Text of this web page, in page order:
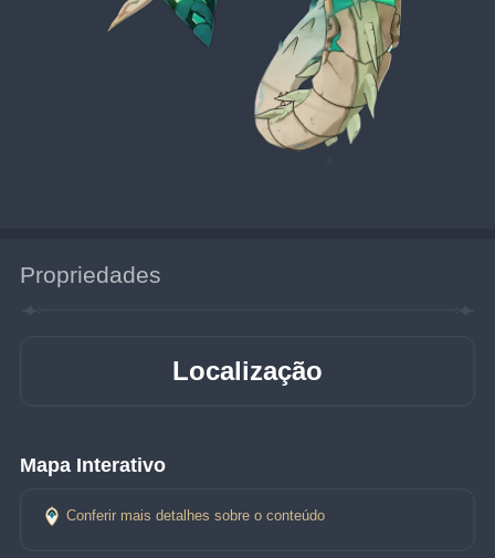
Propriedades
Localização
Mapa Interativo
Conferir mais detalhes sobre o conteúdo